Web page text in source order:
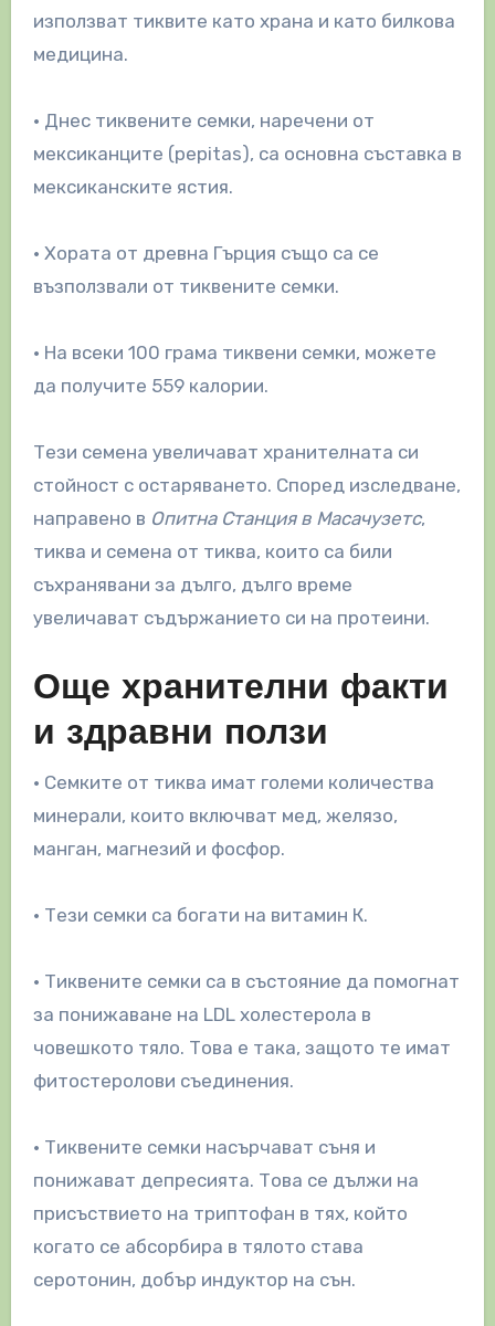
използват тиквите като храна и като билкова
медицина.
• Днес тиквените семки, наречени от
мексиканците (pepitas), са основна съставка в
мексиканските ястия.
• Хората от древна Гърция също са се
възползвали от тиквените семки.
• На всеки 100 грама тиквени семки, можете
да получите 559 калории.
Тези семена увеличават хранителната си
стойност с остаряването. Според изследване,
направено в Опитна Станция в Масачузетс,
тиква и семена от тиква, които са били
съхранявани за дълго, дълго време
увеличават съдържанието си на протеини.
Още хранителни факти
и здравни ползи
• Семките от тиква имат големи количества
минерали, които включват мед, желязо,
манган, магнезий и фосфор.
• Тези семки са богати на витамин К.
• Тиквените семки са в състояние да помогнат
за понижаване на LDL холестерола в
човешкото тяло. Това е така, защото те имат
фитостеролови съединения.
• Тиквените семки насърчават съня и
понижават депресията. Това се дължи на
присъствието на триптофан в тях, който
когато се абсорбира в тялото става
серотонин, добър индуктор на сън.